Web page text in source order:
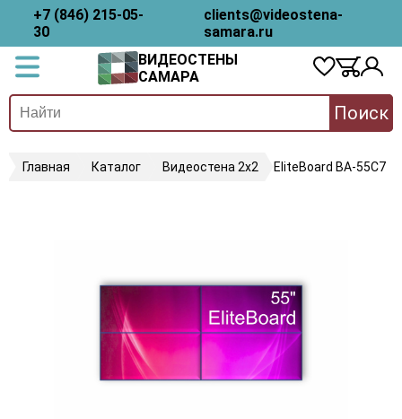
+7 (846) 215-05-
30
clients@videostena-
samara.ru
ВИДЕОСТЕНЫ
САМАРА
Поиск
Главная Каталог Видеостена 2x2 EliteBoard BA-55C7